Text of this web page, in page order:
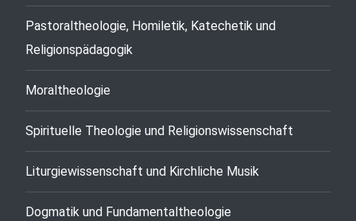
Pastoraltheologie, Homiletik, Katechetik und
Religionspädagogik
Moraltheologie
Spirituelle Theologie und Religionswissenschaft
Liturgiewissenschaft und Kirchliche Musik
Dogmatik und Fundamentaltheologie